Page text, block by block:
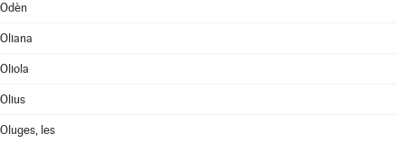
Odèn
Oliana
Oliola
Olius
Oluges, les